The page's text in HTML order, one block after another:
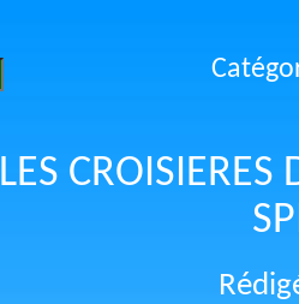
LES